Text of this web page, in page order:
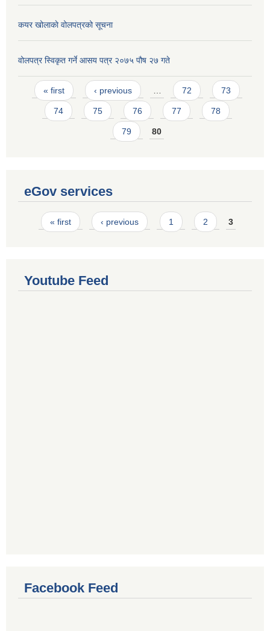
कयर खोलाकाे वोलपत्रको सूचना
वोलपत्र स्विकृत गर्ने आसय पत्र २०७५ पौष २७ गते
Pages
« first ‹ previous … 72 73
74 75 76 77 78
79 80
eGov services
Pages
« first ‹ previous 1 2 3
Youtube Feed
Facebook Feed